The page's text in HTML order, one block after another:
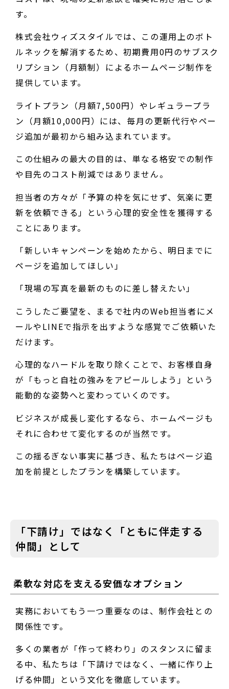
す。
株式会社ウィズスタイルでは、この運用上のボト
ルネックを解消するため、初期費用0円のサブスク
リプション（月額制）によるホームページ制作を
提供しています。
ライトプラン（月額7,500円）やレギュラープラ
ン（月額10,000円）には、毎月の更新代行やペー
ジ追加が最初から組み込まれています。
この仕組みの最大の目的は、単なる格安での制作
や目先のコスト削減ではありません。
担当者の方々が「予算の枠を気にせず、気楽に更
新を依頼できる」という心理的安全性を獲得する
ことにあります。
「新しいキャンペーンを始めたから、明日までに
ページを追加してほしい」
「現場の写真を最新のものに差し替えたい」
こうしたご要望を、まるで社内のWeb担当者にメ
ールやLINEで指示を出すような感覚でご依頼いた
だけます。
心理的なハードルを取り除くことで、お客様自身
が「もっと自社の強みをアピールしよう」という
能動的な姿勢へと変わっていくのです。
ビジネスが成長し変化するなら、ホームページも
それに合わせて変化するのが当然です。
この揺るぎない事実に基づき、私たちはページ追
加を前提としたプランを構築しています。
「下請け」ではなく「ともに伴走する
仲間」として
柔軟な対応を支える安価なオプション
実務においてもう一つ重要なのは、制作会社との
関係性です。
多くの業者が「作って終わり」のスタンスに留ま
る中、私たちは「下請けではなく、一緒に作り上
げる仲間」という文化を徹底しています。